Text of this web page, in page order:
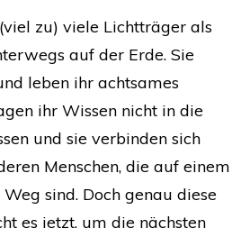
zu) viele Lichtträger als
auf der Erde. Sie
leben ihr achtsames
ihr Wissen nicht in die
und sie verbinden sich
Menschen, die auf einem
sind. Doch genau diese
es jetzt, um die nächsten